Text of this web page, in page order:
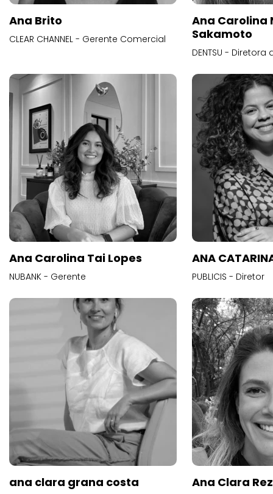
Ana Brito
CLEAR CHANNEL - Gerente Comercial
Ana Carolina
Sakamoto
DENTSU -
Ana Carolina Tai Lopes
NUBANK - Gerente
ANA
PUBLICIS - Diretor
ana clara grana costa Ana Clara